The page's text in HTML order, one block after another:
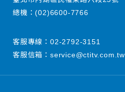
總機：(02)6600-7766
客服專線： 02-2792-3151
客服信箱： service@ctitv.com.tw